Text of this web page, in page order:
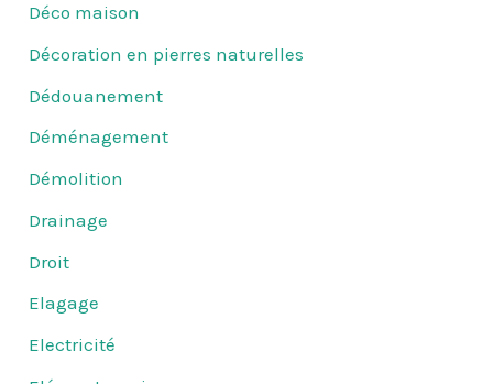
Déco maison
Décoration en pierres naturelles
Dédouanement
Déménagement
Démolition
Drainage
Droit
Elagage
Electricité